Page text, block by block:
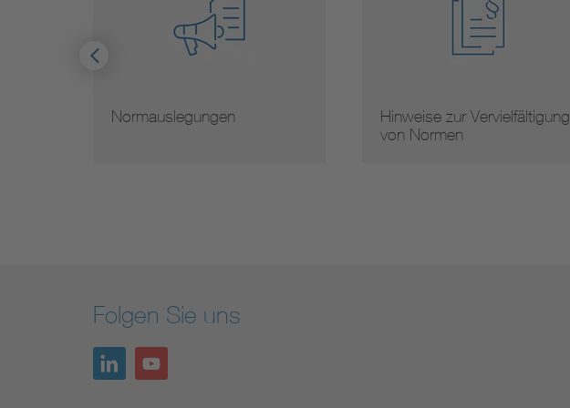
Normauslegungen
Hinweise zur Vervielfältigung
von Normen
Folgen Sie uns